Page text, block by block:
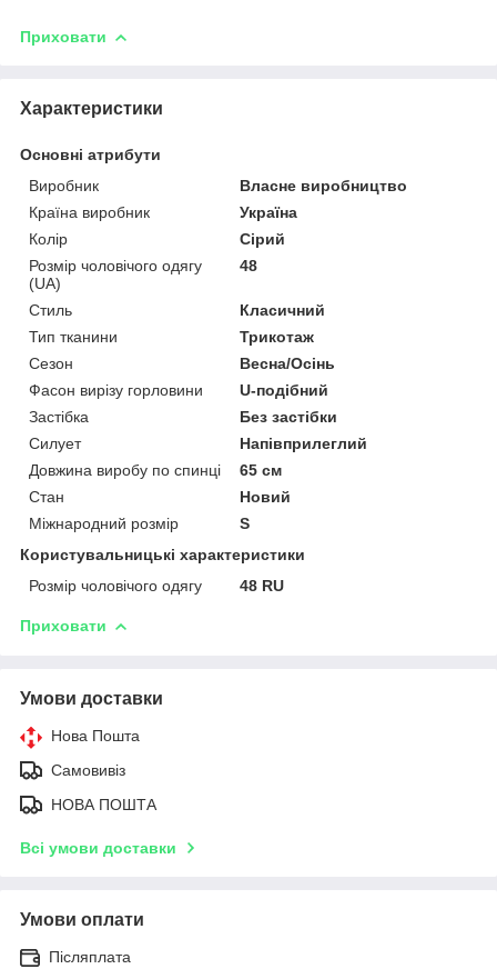
Приховати
Характеристики
Основні атрибути
Виробник
Власне виробництво
Країна виробник
Україна
Колір
Сірий
Розмір чоловічого одягу
(UA)
48
Стиль
Класичний
Тип тканини
Трикотаж
Сезон
Весна/Осінь
Фасон вирізу горловини
U-подібний
Застібка
Без застібки
Силует
Напівприлеглий
Довжина виробу по спинці
65 см
Стан
Новий
Міжнародний розмір
S
Користувальницькі характеристики
Розмір чоловічого одягу
48 RU
Приховати
Умови доставки
Нова Пошта
Самовивіз
НОВА ПОШТА
Всі умови доставки
Умови оплати
Післяплата